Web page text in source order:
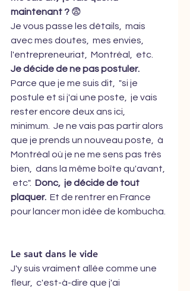
maintenant ? 😨
Je vous passe les détails,  mais
avec mes doutes,  mes envies,
l'entrepreneuriat,  Montréal,  etc.
Je décide de ne pas postuler.
Parce que je me suis dit,  "si je
postule et si j'ai une poste,  je vais
rester encore deux ans ici,
minimum.  Je ne vais pas partir alors
que je prends un nouveau poste,  à
Montréal où je ne me sens pas très
bien,  dans la même boîte qu'avant,
etc". Donc,  je décide de tout
plaquer.
  Et de rentrer en France
pour lancer mon idée de kombucha.
Le saut dans le vide
J'y suis vraiment allée comme une
fleur,  c'est-à-dire que j'ai